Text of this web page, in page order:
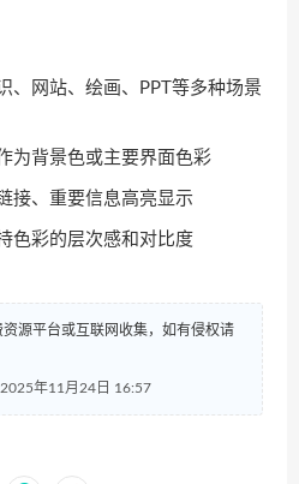
、网站、绘画、PPT等多种场景
为背景色或主要界面色彩
接、重要信息高亮显示
色彩的层次感和对比度
源平台或互联网收集，如有侵权请
年11月24日 16:57